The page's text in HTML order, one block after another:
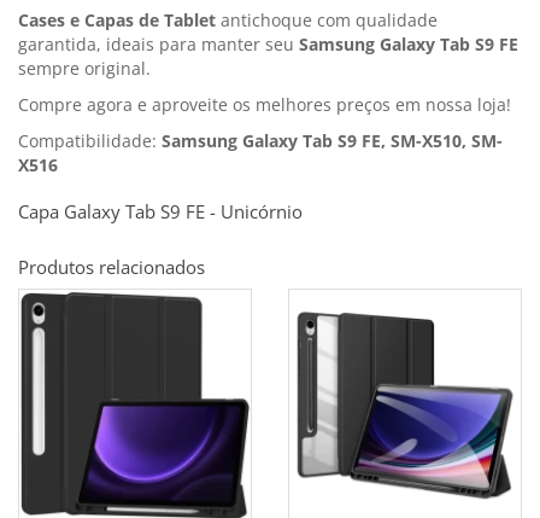
Cases e Capas de Tablet antichoque com qualidade
garantida, ideais para manter seu Samsung Galaxy Tab S9 FE
sempre original.
Compre agora e aproveite os melhores preços em nossa loja!
Compatibilidade: Samsung Galaxy Tab S9 FE, SM-X510, SM-
X516
Capa Galaxy Tab S9 FE - Unicórnio
Produtos relacionados